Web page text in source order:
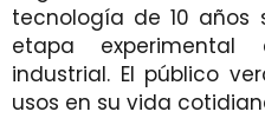
tecnología de 10
etapa
industrial. El público
usos en su vida